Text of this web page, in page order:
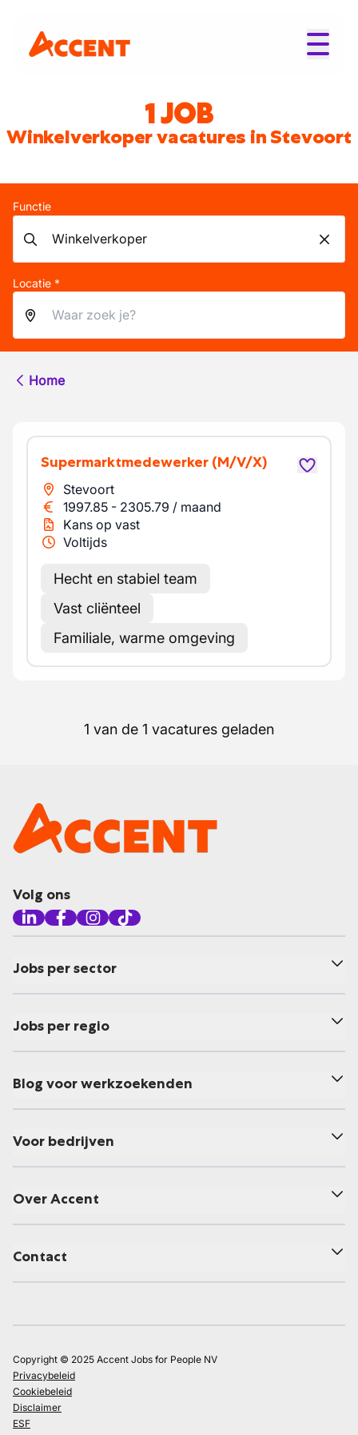
1 JOB
Winkelverkoper vacatures in Stevoort
Functie
Locatie *
Home
Supermarktmedewerker (M/V/X)
Stevoort
1997.85 - 2305.79 / maand
Kans op vast
Voltijds
Hecht en stabiel team
Vast cliënteel
Familiale, warme omgeving
1 van de 1 vacatures geladen
Volg ons
Jobs per sector
Jobs per regio
Blog voor werkzoekenden
Voor bedrijven
Over Accent
Contact
Copyright © 2025 Accent Jobs for People NV
Privacybeleid
Cookiebeleid
Disclaimer
ESF